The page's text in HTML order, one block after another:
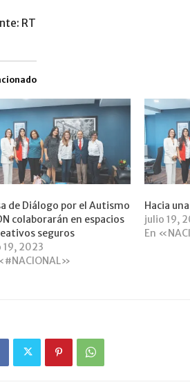
RT
de Diálogo por el Autismo
colaborarán en espacios
seguros
19, 2023
Hacia
julio 19,
En